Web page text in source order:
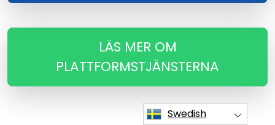
LÄS MER OM
PLATTFORMSTJÄNSTERNA
Swedish